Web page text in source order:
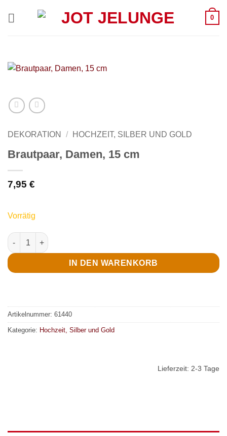
0
DEKORATION / HOCHZEIT, SILBER UND GOLD
Brautpaar, Damen, 15 cm
7,95 €
Vorrätig
Brautpaar, Damen, 15 cm Menge
IN DEN WARENKORB
Artikelnummer: 61440
Kategorie: Hochzeit, Silber und Gold
Lieferzeit: 2-3 Tage